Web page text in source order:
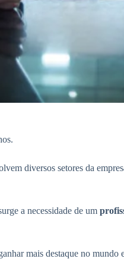
diversos setores da
a necessidade de um
mais destaque no mundo